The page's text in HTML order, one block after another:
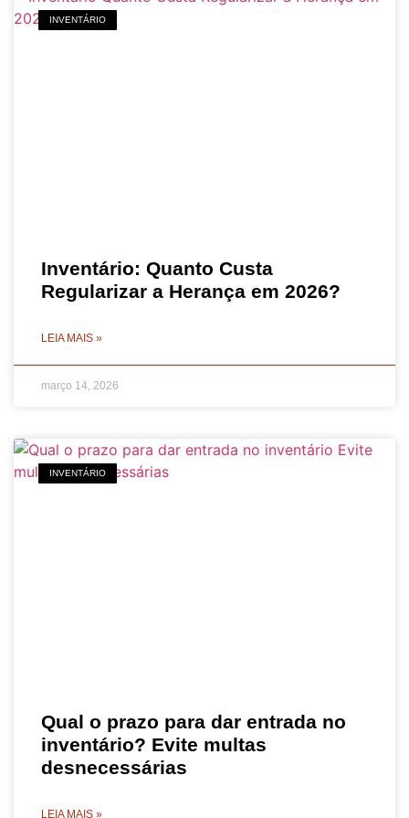
INVENTÁRIO
Inventário: Quanto Custa
Regularizar a Herança em 2026?
LEIA MAIS »
março 14, 2026
INVENTÁRIO
Qual o prazo para dar entrada no
inventário? Evite multas
desnecessárias
LEIA MAIS »